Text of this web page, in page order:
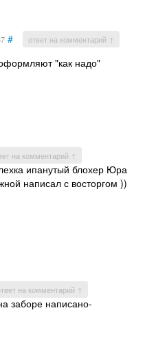
# ответ на комментарий ↑
"как надо"
на комментарий ↑
ипанутый блохер Юра
написал с восторгом ))
на комментарий ↑
заборе написано-